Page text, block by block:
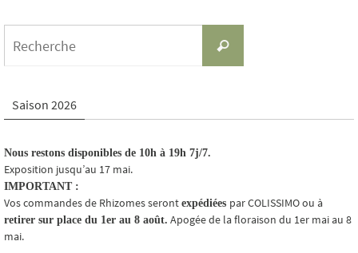
Recherche
Saison 2026
Nous restons disponibles de 10h à 19h 7j/7.
Exposition jusqu’au 17 mai.
IMPORTANT :
Vos commandes de Rhizomes seront expédiées par COLISSIMO ou à
retirer sur place du 1er au 8 août. Apogée de la floraison du 1er mai au 8
mai.